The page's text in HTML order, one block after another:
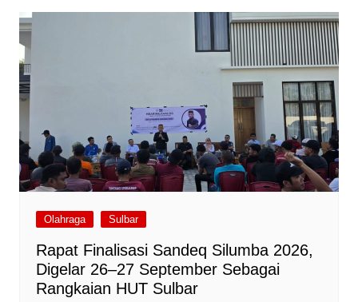
Olahraga Sulbar
Rapat Finalisasi Sandeq Silumba 2026,
Digelar 26–27 September Sebagai
Rangkaian HUT Sulbar